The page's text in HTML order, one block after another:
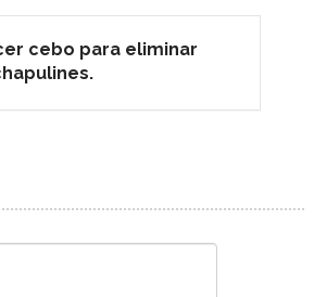
cebo para eliminar